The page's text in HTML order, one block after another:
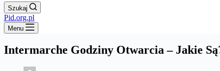
Szukaj
Pid.org.pl
Menu
Intermarche Godziny Otwarcia – Jakie